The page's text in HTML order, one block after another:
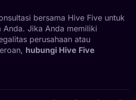
bersama Hive Five untuk
Anda. Jika Anda memiliki
perusahaan atau
hubungi Hive Five